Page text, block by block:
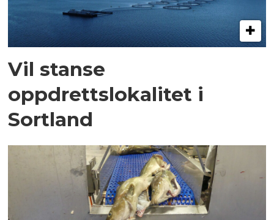
Vil stanse
oppdrettslokalitet i
Sortland